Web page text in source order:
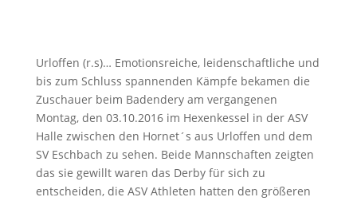
Urloffen (r.s)… Emotionsreiche, leidenschaftliche und
bis zum Schluss spannenden Kämpfe bekamen die
Zuschauer beim Badendery am vergangenen
Montag, den 03.10.2016 im Hexenkessel in der ASV
Halle zwischen den Hornet´s aus Urloffen und dem
SV Eschbach zu sehen. Beide Mannschaften zeigten
das sie gewillt waren das Derby für sich zu
entscheiden, die ASV Athleten hatten den größeren